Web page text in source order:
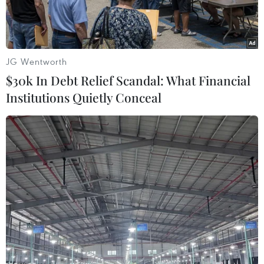
Niềm vui của gia đình chị Đặng Thị Hà, dân tộc Dao ở xã Ngọc
Mỹ, huyện Võ Nhai khi có nhà mới nhờ hỗ trợ kinh phí từ chính
quyền, cộng đồng. (Ảnh: Trần Việt/TTXVN)
Thủ tướng Chính phủ đã có Công điện số 84/CĐ-
TTg gửi Bộ trưởng, Thủ trưởng cơ quan ngang
bộ, cơ quan thuộc Chính phủ; Trưởng ban Chỉ
JG Wentworth
$30k In Debt Relief Scandal: What Financial
Institutions Quietly Conceal